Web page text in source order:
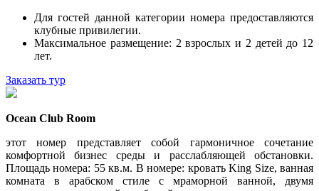
Для гостей данной категории номера предоставляются
клубные привилегии.
Максимальное размещение: 2 взрослых и 2 детей до 12
лет.
Заказать тур
Ocean Club Room
этот номер представляет собой гармоничное сочетание
комфортной бизнес среды и расслабляющей обстановки.
Площадь номера: 55 кв.м. В номере: кровать King Size, ванная
комната в арабском стиле с мраморной ванной, двумя